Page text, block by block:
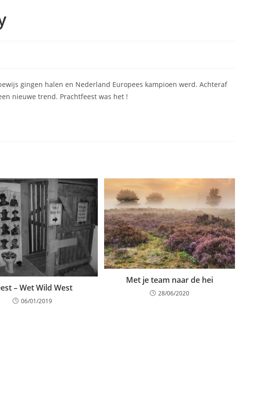
gingen halen en Nederland Europees kampioen werd. Achteraf
nieuwe trend. Prachtfeest was het !
– Wet Wild West
06/01/2019
Met je team naar de hei
28/06/2020